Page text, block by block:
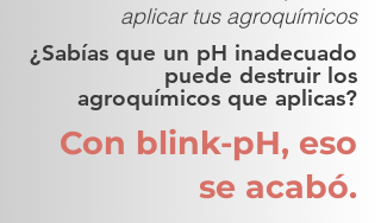
aplicar tus agroquímicos
¿Sabías que un pH inadecuado
puede destruir los
agroquímicos que aplicas?
Con blink-pH, eso
se acabó.